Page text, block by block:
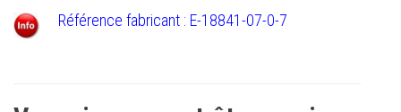
Référence fabricant : E-18841-07-0-7